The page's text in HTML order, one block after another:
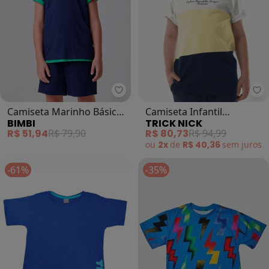
Bimbi - Camiseta Marinho
Camiseta Marinho Básica
(Marinho)
BIMBI
R$ 51,94R$ 79,90
Camiseta Infantil
Masculina Meia Malha
(Azul)
TRICK NICK
R$ 80,73R$ 94,99
ou 2x de R$ 40,36 sem juros
-61% -35%